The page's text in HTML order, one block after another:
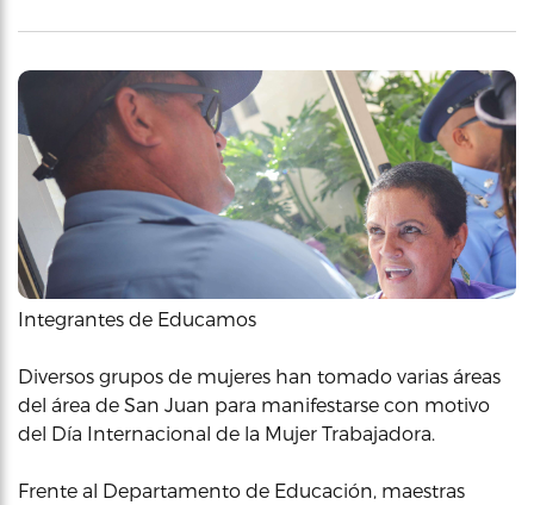
Integrantes de Educamos
Diversos grupos de mujeres han tomado varias áreas
del área de San Juan para manifestarse con motivo
del Día Internacional de la Mujer Trabajadora.
Frente al Departamento de Educación, maestras